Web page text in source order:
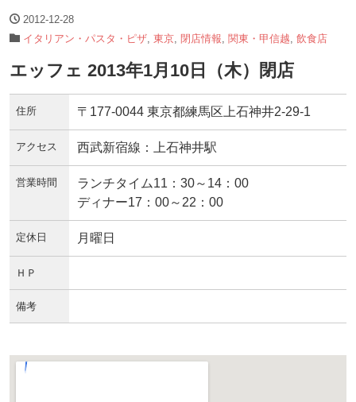
2012-12-28
イタリアン・パスタ・ピザ 東京 閉店情報 関東・甲信越 飲食店
エッフェ 2013年1月10日（木）閉店
住所 〒177-0044 東京都練馬区上石神井2-29-1
アクセス 西武新宿線：上石神井駅
営業時間
ランチタイム11：30～14：00
ディナー17：00～22：00
定休日 月曜日
ＨＰ
備考